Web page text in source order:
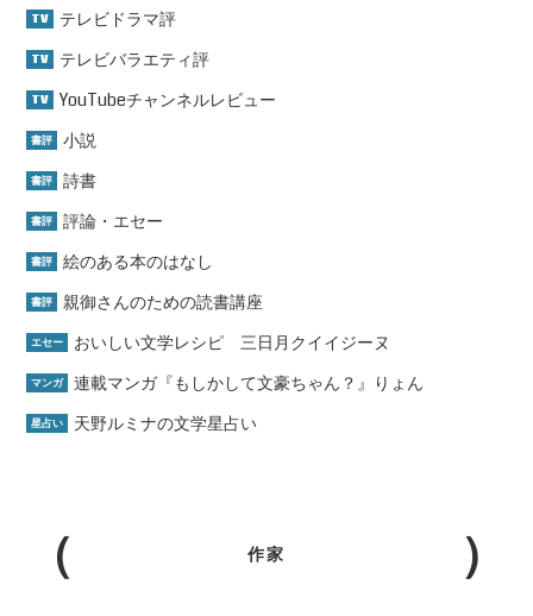
TV テレビドラマ評
TV テレビバラエティ評
TV YouTubeチャンネルレビュー
書評 小説
書評 詩書
書評 評論・エセー
書評 絵のある本のはなし
書評 親御さんのための読書講座
エセー おいしい文学レシピ 三日月クイイジーヌ
マンガ 連載マンガ『もしかして文豪ちゃん？』りょん
星占い 天野ルミナの文学星占い
作家